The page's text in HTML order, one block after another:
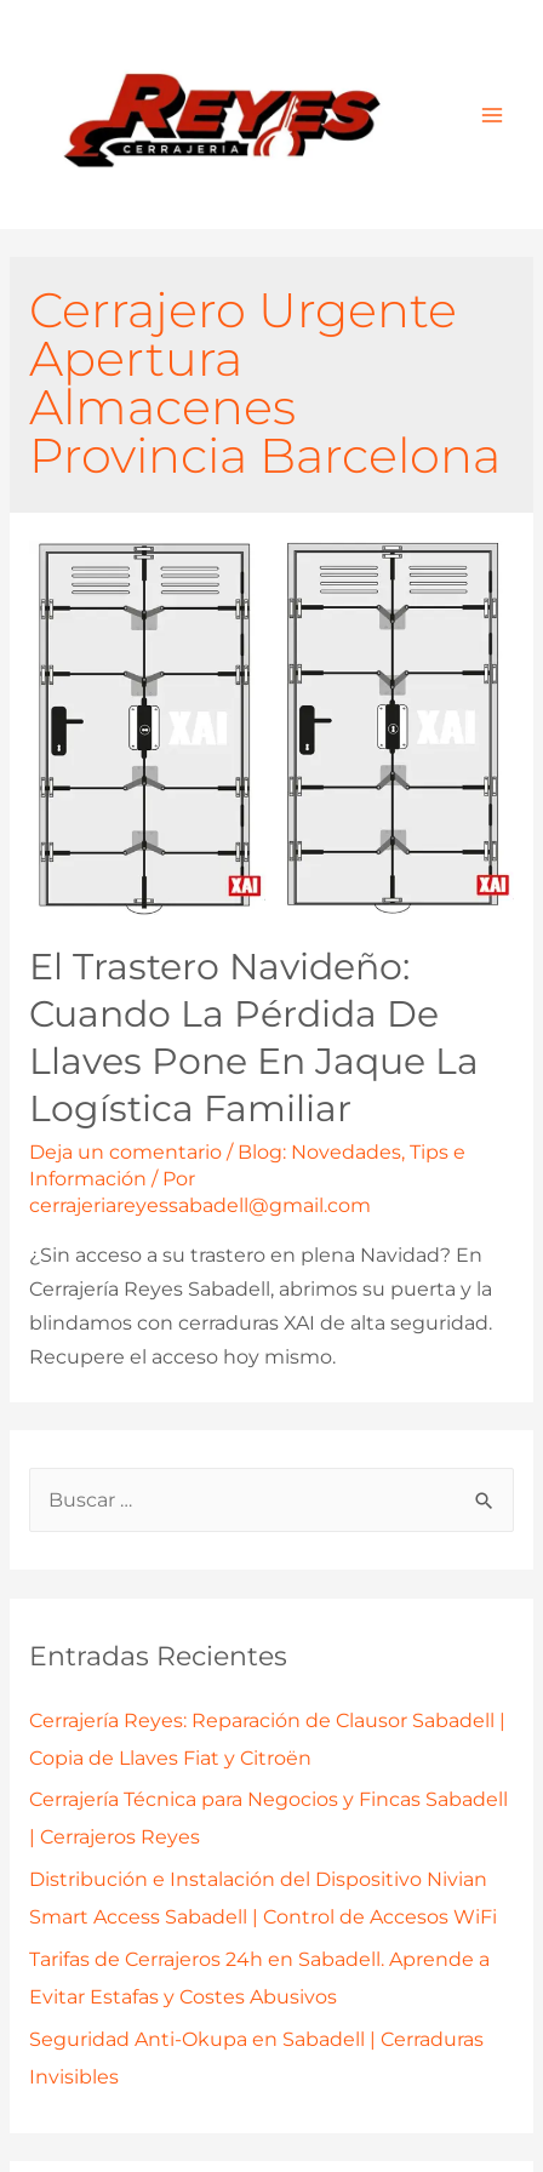
p
o
:
Entradas Recientes
Cerrajería Reyes: Reparación de Clausor Sabadell |
Copia de Llaves Fiat y Citroën
Cerrajería Técnica para Negocios y Fincas Sabadell
| Cerrajeros Reyes
Distribución e Instalación del Dispositivo Nivian
Smart Access Sabadell | Control de Accesos WiFi
Tarifas de Cerrajeros 24h en Sabadell. Aprende a
Evitar Estafas y Costes Abusivos
Seguridad Anti-Okupa en Sabadell | Cerraduras
Invisibles
Cerrajero Urgente
Apertura
Almacenes
Provincia Barcelona
El Trastero Navideño:
Cuando La Pérdida De
Llaves Pone En Jaque La
Logística Familiar
Deja un comentario / Blog: Novedades, Tips e
Información / Por
cerrajeriareyessabadell@gmail.com
¿Sin acceso a su trastero en plena Navidad? En
Cerrajería Reyes Sabadell, abrimos su puerta y la
blindamos con cerraduras XAI de alta seguridad.
Recupere el acceso hoy mismo.